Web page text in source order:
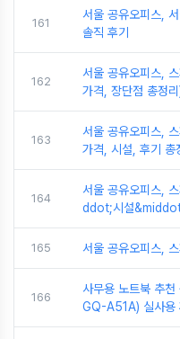
161
서울 공유오피스,
솔직 후기
162
서울 공유오피스,
가격, 장단점 총정
163
서울 공유오피스,
가격, 시설, 후기 총
164
서울 공유오피스,
ddot;시설
165 서울 공유오피스,
166
사무용 노트북 추
GQ-A51A) 실사용